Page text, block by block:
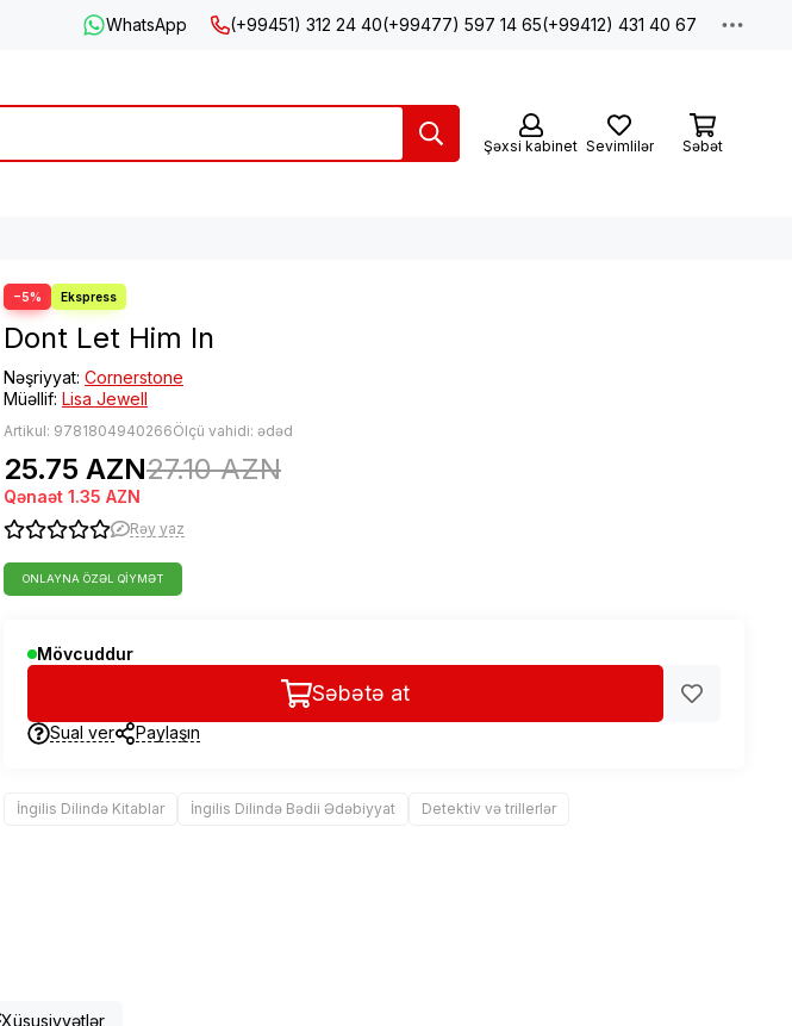
WhatsApp (+99451) 312 24 40(+99477) 597 14 65(+99412) 431 40 67
Şəxsi kabinet Sevimlilər Səbət
−5%
Dont Let Him In
Nəşriyyat: Cornerstone
Müəllif: Lisa Jewell
Artikul: 9781804940266Ölçü vahidi: ədəd
25.75 AZN27.10 AZN
Qənaət 1.35 AZN
Rəy yaz
ONLAYNA ÖZƏL QIYMƏT
Mövcuddur
Səbətə at
Sual ver Paylaşın
İngilis Dilində Kitablar İngilis Dilində Bədii Ədəbiyyat Detektiv və trillerlər
Xüsusiyyətlər